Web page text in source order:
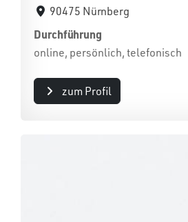
90475 Nürnberg
Durchführung
online, persönlich, telefonisch
zum Profil